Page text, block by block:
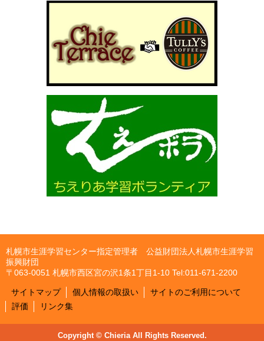
札幌市生涯学習センター指定管理者 公益財団法人札幌市生涯学習
振興財団
〒063-0051 札幌市西区宮の沢1条1丁目1-10 Tel:011-671-2200
サイトマップ 個人情報の取扱い
サイトのご利用について
評価
リンク集
Copyright © Chieria All Rights Reserved.